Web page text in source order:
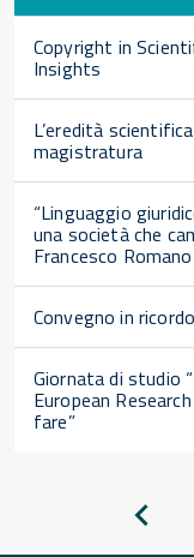
Copyright in
Insights
L’eredità
magistratura
“Linguaggio
una società che
Francesco Romano
Convegno in
Giornata di studio
European
fare”